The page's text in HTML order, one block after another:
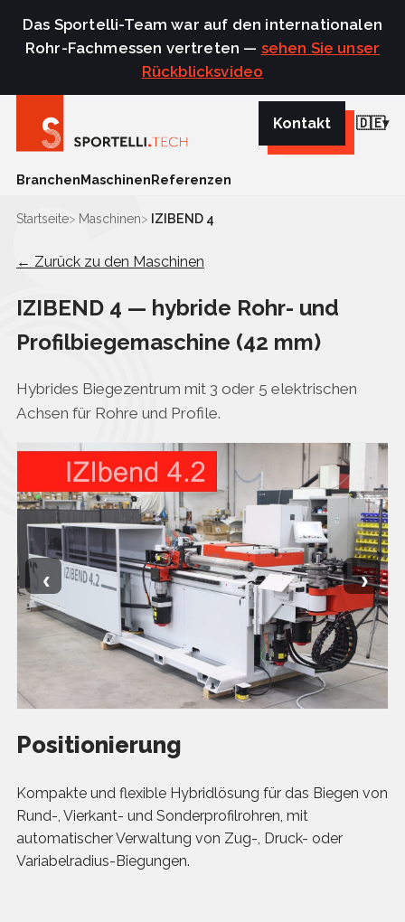
Das Sportelli-Team war auf den internationalen
Rohr-Fachmessen vertreten — sehen Sie unser
Rückblicksvideo
BranchenMaschinenReferenzen
Kontakt 🇩🇪
Startseite Maschinen IZIBEND 4
← Zurück zu den Maschinen
IZIBEND 4 — hybride Rohr- und
Profilbiegemaschine (42 mm)
Hybrides Biegezentrum mit 3 oder 5 elektrischen
Achsen für Rohre und Profile.
‹ ›
Positionierung
Kompakte und flexible Hybridlösung für das Biegen von
Rund-, Vierkant- und Sonderprofilrohren, mit
automatischer Verwaltung von Zug-, Druck- oder
Variabelradius-Biegungen.